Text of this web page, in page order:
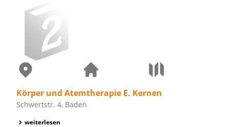
Körper und Atemtherapie E. Kernen
Schwertstr. 4, Baden
weiterlesen